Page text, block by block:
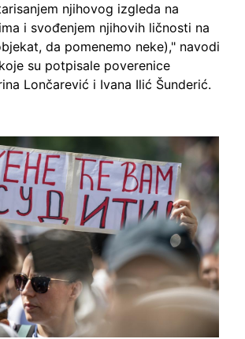
njihovog izgleda na
i svođenjem njihovih ličnosti na
da pomenemo neke)," navodi
su potpisale poverenice
Lončarević i Ivana Ilić Šunderić.